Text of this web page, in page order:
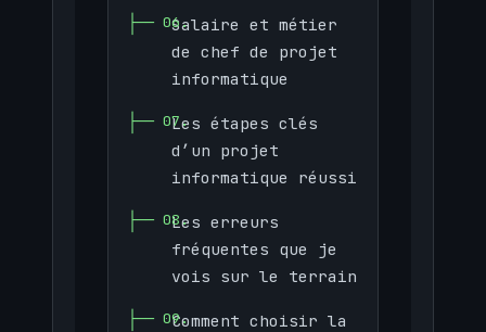
Salaire et métier
de chef de projet
informatique
Les étapes clés
d’un projet
informatique réussi
Les erreurs
fréquentes que je
vois sur le terrain
Comment choisir la